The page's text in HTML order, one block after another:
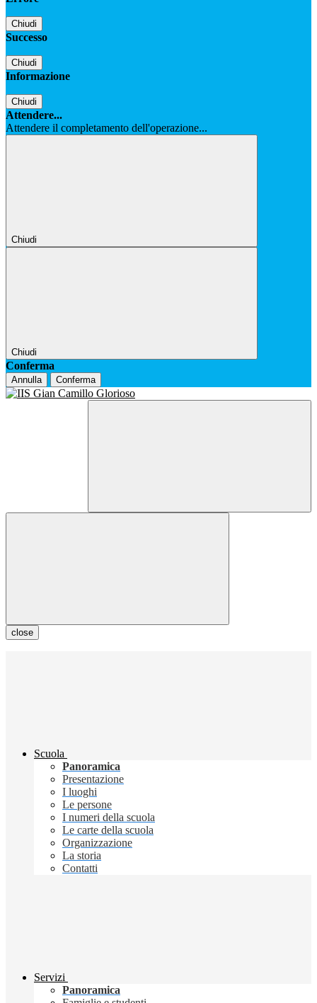
Chiudi
Successo
Chiudi
Informazione
Chiudi
Attendere...
Attendere il completamento dell'operazione...
Chiudi
Chiudi
Conferma
Annulla Conferma
close
Scuola
Panoramica
Presentazione
I luoghi
Le persone
I numeri della scuola
Le carte della scuola
Organizzazione
La storia
Contatti
Servizi
Panoramica